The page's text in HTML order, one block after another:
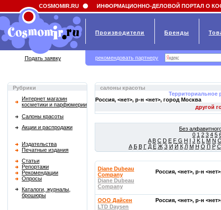
Field 'news_title' doesn't have a default value
Рубрики
Интернет магазин
косметики и парфюмерии
Салоны красоты
Акции и распродажи
Издательства
Печатные издания
Статьи
Репортажи
Рекомендации
Опросы
Каталоги, журналы,
брошюры
салоны красоты
Территориальное
Россия, <нет>, р-н <нет>, город Москва
Без
0 1 2 3 4 5
A B C D E F G H I J K L M N
А Б В Г Д Е Ж З И Й К Л М Н О П Р С
Diane Dubeau
Company
Россия, <нет>, р-н
Diane Dubeau
Company
OOO Дайсен
Россия, <нет>, р-н
LTD Daysen
COSMOMIR.RU ИНФОРМАЦИОННО-ДЕЛОВОЙ ПОРТАЛ О
Производители Бренды
Подать заявку рекомендовать партнеру